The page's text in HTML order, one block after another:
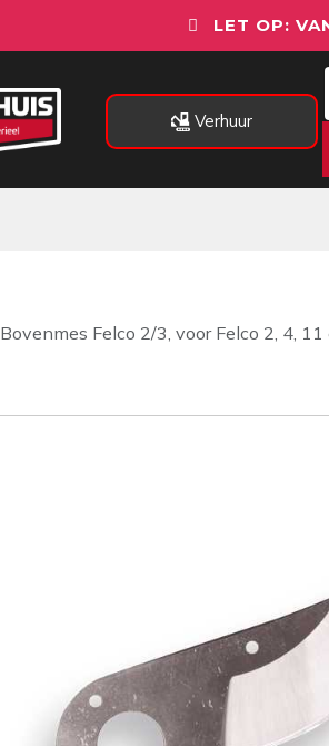
LET OP:
Verhuur
Bovenmes Felco 2/3, voor Felco 2, 4,